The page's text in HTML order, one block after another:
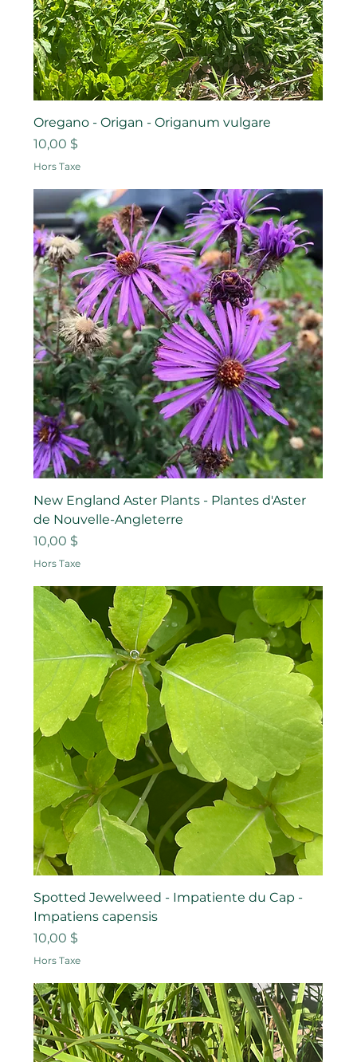
Oregano - Origan - Origanum vulgare
Prix
10,00 $
Hors Taxe
New England Aster Plants - Plantes d'Aster
de Nouvelle-Angleterre
Prix
10,00 $
Hors Taxe
Spotted Jewelweed - Impatiente du Cap -
Impatiens capensis
Prix
10,00 $
Hors Taxe